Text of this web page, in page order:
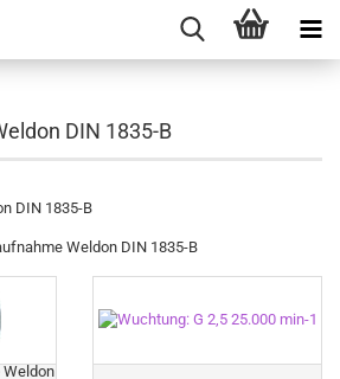
DIN 1835-B
Weldon DIN 1835-B
Weldon